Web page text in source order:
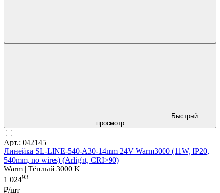
Быстрый
просмотр
Арт.: 042145
Линейка SL-LINE-540-A30-14mm 24V Warm3000 (11W, IP20,
540mm, no wires) (Arlight, CRI>90)
Warm | Тёплый 3000 K
1 02493
₽/шт